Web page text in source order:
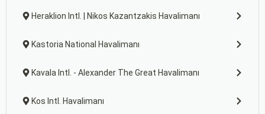
Heraklion Intl. | Nikos Kazantzakis Havalimanı
Kastoria National Havalimanı
Kavala Intl. - Alexander The Great Havalimanı
Kos Intl. Havalimanı